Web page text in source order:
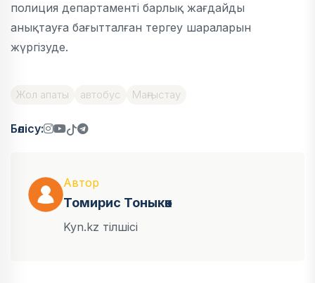
полиция департаменті барлық жағдайды
анықтауға бағытталған тергеу шараларын
жүргізуде.
Жол апаты автобус Маңғыстау
Бөлісу:
Автор
Томирис Тоныкөк
Kyn.kz тілшісі